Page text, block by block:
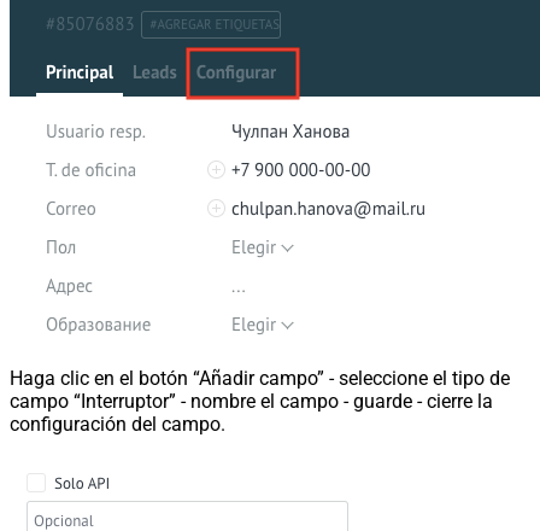
Haga clic en el botón “Añadir campo” - seleccione el tipo de
campo “Interruptor” - nombre el campo - guarde - cierre la
configuración del campo.